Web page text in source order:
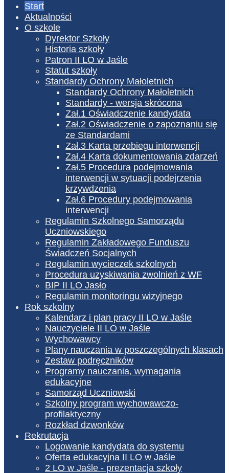
Start
Aktualności
O szkole
Dyrektor Szkoły
Historia szkoły
Patron II LO w Jaśle
Statut szkoły
Standardy Ochrony Małoletnich
Standardy Ochrony Małoletnich
Standardy - wersja skrócona
Zał.1 Oświadczenie kandydata
Zał.2 Oświadczenie o zapoznaniu się
ze Standardami
Zał.3 Karta przebiegu interwencji
Zał.4 Karta dokumentowania zdarzeń
Zał.5 Procedura podejmowania
interwencji w sytuacji podejrzenia
krzywdzenia
Zał.6 Procedury podejmowania
interwencji
Regulamin Szkolnego Samorządu
Uczniowskiego
Regulamin Zakładowego Funduszu
Świadczeń Socjalnych
Regulamin wycieczek szkolnych
Procedura uzyskiwania zwolnień z WF
BIP II LO Jasło
Regulamin monitoringu wizyjnego
Rok szkolny
Kalendarz i plan pracy II LO w Jaśle
Nauczyciele II LO w Jaśle
Wychowawcy
Plany nauczania w poszczególnych klasach
Zestaw podręczników
Programy nauczania, wymagania
edukacyjne
Samorząd Uczniowski
Szkolny program wychowawczo-
profilaktyczny
Rozkład dzwonków
Rekrutacja
Logowanie kandydata do systemu
Oferta edukacyjna II LO w Jaśle
2 LO w Jaśle - prezentacja szkoły